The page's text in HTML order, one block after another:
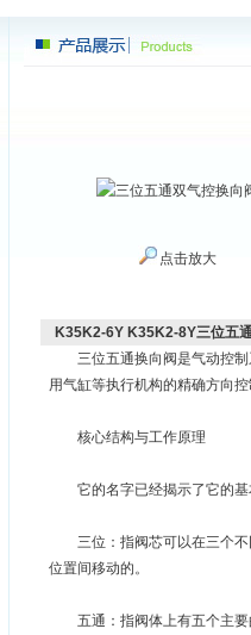
点击放大
K35K2-6Y K35K2-8Y三位五
三位五通换向阀是气动控制
用气缸等执行机构的精确方向
核心结构与工作原理
它的名字已经揭示了它的基
三位：指阀芯可以在三个不
位置间移动的。
五通：指阀体上有五个主要